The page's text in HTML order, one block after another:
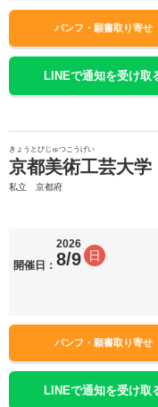
パンフ・願書取り寄せ
LINEで通知を受け取
きょうとびじゅつこうげい
京都美術工芸大学
私立 京都府
開催日：
2026
8/9 日
パンフ・願書取り寄せ
LINEで通知を受け取